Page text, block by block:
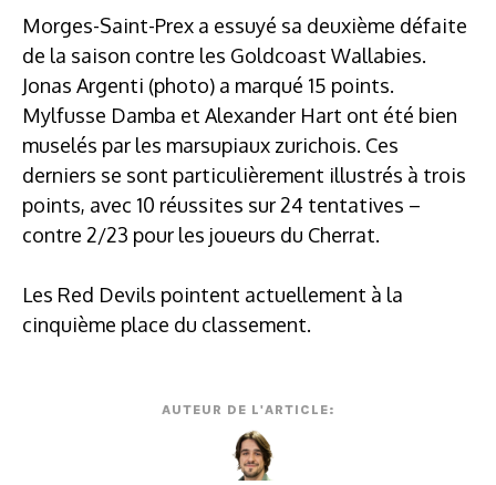
Morges-Saint-Prex a essuyé sa deuxième défaite
de la saison contre les Goldcoast Wallabies.
Jonas Argenti (photo) a marqué 15 points.
Mylfusse Damba et Alexander Hart ont été bien
muselés par les marsupiaux zurichois. Ces
derniers se sont particulièrement illustrés à trois
points, avec 10 réussites sur 24 tentatives –
contre 2/23 pour les joueurs du Cherrat.
Les Red Devils pointent actuellement à la
cinquième place du classement.
AUTEUR DE L'ARTICLE: